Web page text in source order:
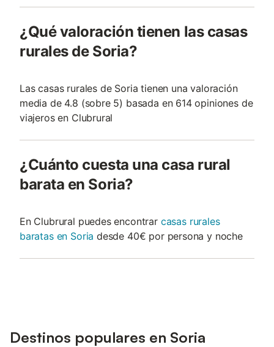
¿Qué valoración tienen las casas
rurales de Soria?
Las casas rurales de Soria tienen una valoración
media de 4.8 (sobre 5) basada en 614 opiniones de
viajeros en Clubrural
¿Cuánto cuesta una casa rural
barata en Soria?
En Clubrural puedes encontrar casas rurales
baratas en Soria desde 40€ por persona y noche
Destinos populares en Soria